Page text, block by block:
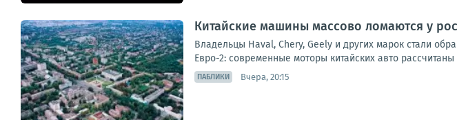
Китайские машины массово ломаются у
Владельцы Haval, Chery, Geely и других марок стали
Евро-2: современные моторы китайских авто рассчитаны
ПАБЛИКИ Вчера, 20:15